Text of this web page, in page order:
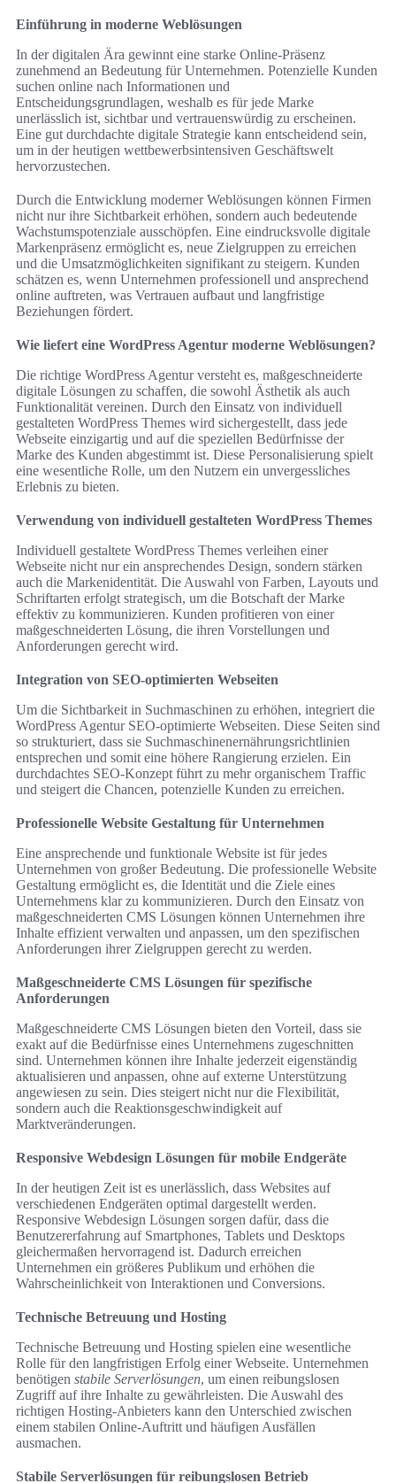
Einführung in moderne Weblösungen
In der digitalen Ära gewinnt eine starke Online-Präsenz
zunehmend an Bedeutung für Unternehmen. Potenzielle Kunden
suchen online nach Informationen und
Entscheidungsgrundlagen, weshalb es für jede Marke
unerlässlich ist, sichtbar und vertrauenswürdig zu erscheinen.
Eine gut durchdachte digitale Strategie kann entscheidend sein,
um in der heutigen wettbewerbsintensiven Geschäftswelt
hervorzustechen.
Durch die Entwicklung moderner Weblösungen können Firmen
nicht nur ihre Sichtbarkeit erhöhen, sondern auch bedeutende
Wachstumspotenziale ausschöpfen. Eine eindrucksvolle digitale
Markenpräsenz ermöglicht es, neue Zielgruppen zu erreichen
und die Umsatzmöglichkeiten signifikant zu steigern. Kunden
schätzen es, wenn Unternehmen professionell und ansprechend
online auftreten, was Vertrauen aufbaut und langfristige
Beziehungen fördert.
Wie liefert eine WordPress Agentur moderne Weblösungen?
Die richtige WordPress Agentur versteht es, maßgeschneiderte
digitale Lösungen zu schaffen, die sowohl Ästhetik als auch
Funktionalität vereinen. Durch den Einsatz von individuell
gestalteten WordPress Themes wird sichergestellt, dass jede
Webseite einzigartig und auf die speziellen Bedürfnisse der
Marke des Kunden abgestimmt ist. Diese Personalisierung spielt
eine wesentliche Rolle, um den Nutzern ein unvergessliches
Erlebnis zu bieten.
Verwendung von individuell gestalteten WordPress Themes
Individuell gestaltete WordPress Themes verleihen einer
Webseite nicht nur ein ansprechendes Design, sondern stärken
auch die Markenidentität. Die Auswahl von Farben, Layouts und
Schriftarten erfolgt strategisch, um die Botschaft der Marke
effektiv zu kommunizieren. Kunden profitieren von einer
maßgeschneiderten Lösung, die ihren Vorstellungen und
Anforderungen gerecht wird.
Integration von SEO-optimierten Webseiten
Um die Sichtbarkeit in Suchmaschinen zu erhöhen, integriert die
WordPress Agentur SEO-optimierte Webseiten. Diese Seiten sind
so strukturiert, dass sie Suchmaschinenernährungsrichtlinien
entsprechen und somit eine höhere Rangierung erzielen. Ein
durchdachtes SEO-Konzept führt zu mehr organischem Traffic
und steigert die Chancen, potenzielle Kunden zu erreichen.
Professionelle Website Gestaltung für Unternehmen
Eine ansprechende und funktionale Website ist für jedes
Unternehmen von großer Bedeutung. Die professionelle Website
Gestaltung ermöglicht es, die Identität und die Ziele eines
Unternehmens klar zu kommunizieren. Durch den Einsatz von
maßgeschneiderten CMS Lösungen können Unternehmen ihre
Inhalte effizient verwalten und anpassen, um den spezifischen
Anforderungen ihrer Zielgruppen gerecht zu werden.
Maßgeschneiderte CMS Lösungen für spezifische
Anforderungen
Maßgeschneiderte CMS Lösungen bieten den Vorteil, dass sie
exakt auf die Bedürfnisse eines Unternehmens zugeschnitten
sind. Unternehmen können ihre Inhalte jederzeit eigenständig
aktualisieren und anpassen, ohne auf externe Unterstützung
angewiesen zu sein. Dies steigert nicht nur die Flexibilität,
sondern auch die Reaktionsgeschwindigkeit auf
Marktveränderungen.
Responsive Webdesign Lösungen für mobile Endgeräte
In der heutigen Zeit ist es unerlässlich, dass Websites auf
verschiedenen Endgeräten optimal dargestellt werden.
Responsive Webdesign Lösungen sorgen dafür, dass die
Benutzererfahrung auf Smartphones, Tablets und Desktops
gleichermaßen hervorragend ist. Dadurch erreichen
Unternehmen ein größeres Publikum und erhöhen die
Wahrscheinlichkeit von Interaktionen und Conversions.
Technische Betreuung und Hosting
Technische Betreuung und Hosting spielen eine wesentliche
Rolle für den langfristigen Erfolg einer Webseite. Unternehmen
benötigen stabile Serverlösungen, um einen reibungslosen
Zugriff auf ihre Inhalte zu gewährleisten. Die Auswahl des
richtigen Hosting-Anbieters kann den Unterschied zwischen
einem stabilen Online-Auftritt und häufigen Ausfällen
ausmachen.
Stabile Serverlösungen für reibungslosen Betrieb